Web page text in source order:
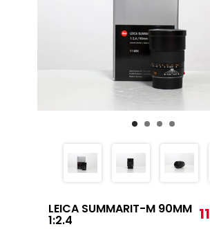
LEICA SUMMARIT-M 90MM
1:2.4